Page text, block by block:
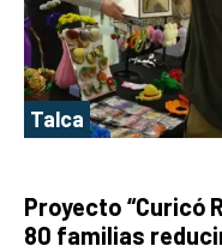
Talca
Proyecto “Curicó
80 familias